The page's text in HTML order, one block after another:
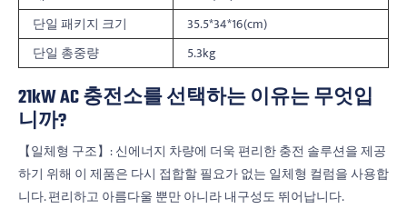
단일 패키지 크기
35.5*34*16(cm)
단일 총중량
5.3kg
21kW AC 충전소를 선택하는 이유는 무엇입
니까?
【일체형 구조】: 신에너지 차량에 더욱 편리한 충전 솔루션을 제공
하기 위해 이 제품은 다시 접합할 필요가 없는 일체형 컬럼을 사용합
니다. 편리하고 아름다울 뿐만 아니라 내구성도 뛰어납니다.